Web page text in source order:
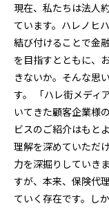
現在、私たちは法人
ています。ハレノヒ
結び付けることで金
を目指すとともに、
きないか。そんな思
す。 「ハレ街メディ
いてきた顧客企業様
ビスのご紹介はもと
理解を深めていただ
力を深掘りしていき
すが、本来、保険代
ていく存在です。し